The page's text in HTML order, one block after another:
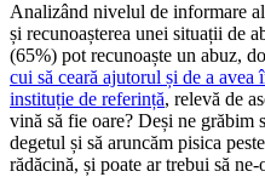
Analizând nivelul de informare
și recunoașterea unei situații de
(65%) pot recunoaște un abuz,
cui să ceară ajutorul și de a avea
instituție de referință, relevă de
vină să fie oare? Deși ne grăbim
degetul și să aruncăm pisica
rădăcină, și poate ar trebui să